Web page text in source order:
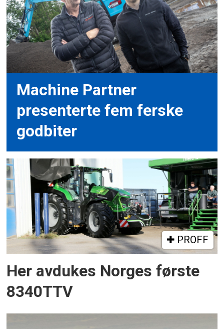
Machine Partner
presenterte fem ferske
godbiter
PROFF
Her avdukes Norges første
8340TTV